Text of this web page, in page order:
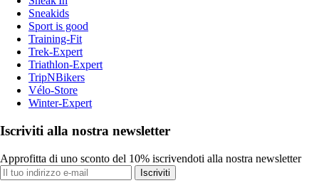
Sneakids
Sport is good
Training-Fit
Trek-Expert
Triathlon-Expert
TripNBikers
Vélo-Store
Winter-Expert
Iscriviti alla nostra newsletter
Approfitta di uno sconto del 10% iscrivendoti alla nostra newsletter
Iscriviti